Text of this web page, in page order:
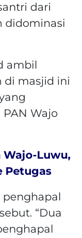
dari
didominasi
ambil
di masjid ini
Wajo
Wajo-Luwu,
Petugas
penghapal
“Dua